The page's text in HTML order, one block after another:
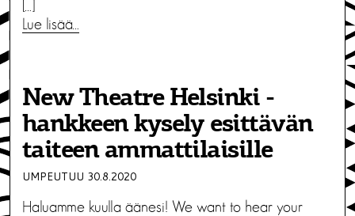
Lue lisää…
New Theatre Helsinki -
hankkeen kysely esittävän
taiteen ammattilaisille
UMPEUTUU 30.8.2020
Haluamme kuulla äänesi! We want to hear your